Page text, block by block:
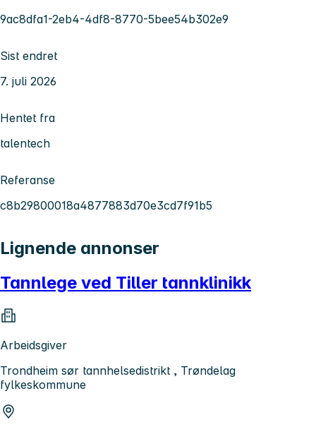
9ac8dfa1-2eb4-4df8-8770-5bee54b302e9
Sist endret
7. juli 2026
Hentet fra
talentech
Referanse
c8b29800018a4877883d70e3cd7f91b5
Lignende annonser
Tannlege ved Tiller tannklinikk
Arbeidsgiver
Trondheim sør tannhelsedistrikt , Trøndelag
fylkeskommune